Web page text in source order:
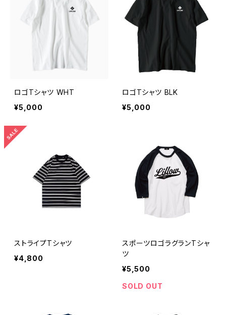
ロゴTシャツ WHT
¥5,000
ロゴTシャツ BLK
¥5,000
ストライプTシャツ
¥4,800
スポーツロゴラグランTシャ
ツ
¥5,500
SOLD OUT